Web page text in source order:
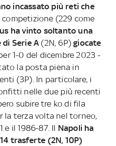
incassato più reti che
competizione (229 come
ha vinto soltanto una
di Serie A(2N, 6P)giocate
1-0 del dicembre 2023 -
la posta piena in
(3P). In particolare, i
nelle due più recenti
subire tre ko di fila
la terza volta nel torneo,
e il 1986-87. Il Napoli ha
trasferte (2N, 10P)